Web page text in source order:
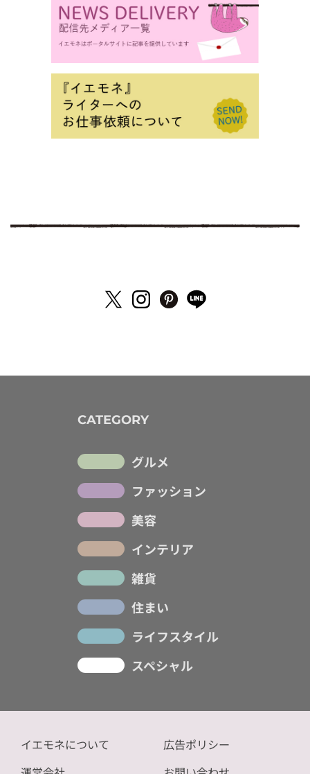
CATEGORY
グルメ
ファッション
美容
インテリア
雑貨
住まい
ライフスタイル
スペシャル
イエモネについて
広告ポリシー